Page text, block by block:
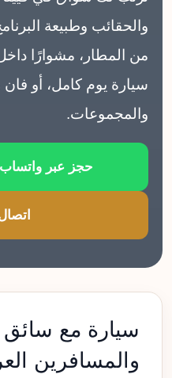
والحقائب وطبيعة
من المطار، مشوارًا
سيارة يوم كامل، أو
والمجموعات.
حجز عبر واتساب:
سيارة مع سائق
والمسافرين